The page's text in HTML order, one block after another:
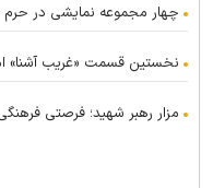
چهار مجموعه نمایشی در
نخستین قسمت «غریب آشنا»
مزار رهبر شهید؛ فرصتی